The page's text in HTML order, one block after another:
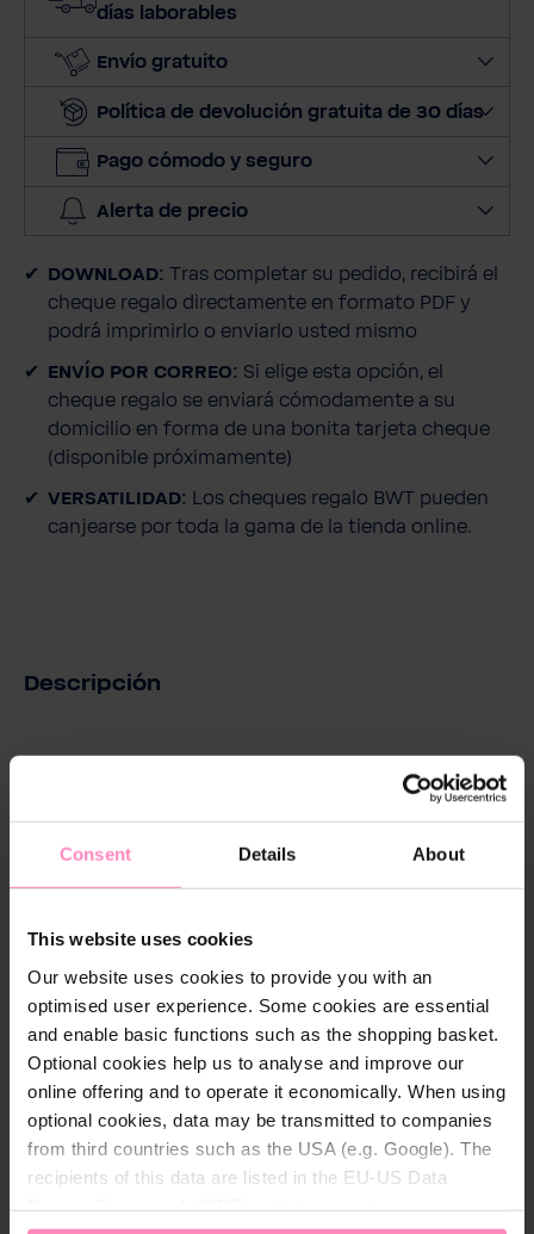
Consent Details About
This website uses cookies
Our website uses cookies to provide you with an
optimised user experience. Some cookies are essential
and enable basic functions such as the shopping basket.
Optional cookies help us to analyse and improve our
online offering and to operate it economically. When using
optional cookies, data may be transmitted to companies
from third countries such as the USA (e.g. Google). The
recipients of this data are listed in the EU-US Data
n
r
a
d
días laborables
Envío gratuito
Política de devolución gratuita de 30 días
Pago cómodo y seguro
Alerta de precio
DOWNLOAD: Tras completar su pedido, recibirá el
cheque regalo directamente en formato PDF y
podrá imprimirlo o enviarlo usted mismo
ENVÍO POR CORREO: Si elige esta opción, el
cheque regalo se enviará cómodamente a su
domicilio en forma de una bonita tarjeta cheque
(disponible próximamente)
VERSATILIDAD: Los cheques regalo BWT pueden
canjearse por toda la gama de la tienda online.
Descripción
El regalo perfecto para cualquier ocasión
de la madre y del padre, aniversarios o aniversarios
Navidad, o simplemente entremedias, para dar las
gracias a sus seres queridos y hacerles felices.
Así es como funciona: